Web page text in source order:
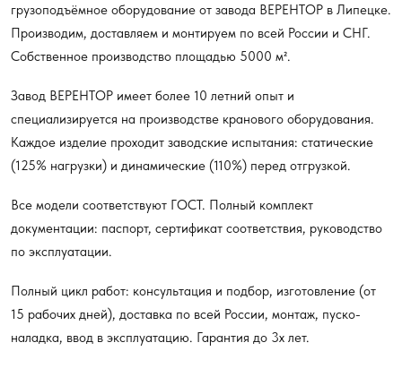
грузоподъёмное оборудование от завода ВЕРЕНТОР в Липецке.
Производим, доставляем и монтируем по всей России и СНГ.
Собственное производство площадью 5000 м².
Завод ВЕРЕНТОР имеет более 10 летний опыт и
специализируется на производстве кранового оборудования.
Каждое изделие проходит заводские испытания: статические
(125% нагрузки) и динамические (110%) перед отгрузкой.
Все модели соответствуют ГОСТ. Полный комплект
документации: паспорт, сертификат соответствия, руководство
по эксплуатации.
Полный цикл работ: консультация и подбор, изготовление (от
15 рабочих дней), доставка по всей России, монтаж, пуско-
наладка, ввод в эксплуатацию. Гарантия до 3х лет.